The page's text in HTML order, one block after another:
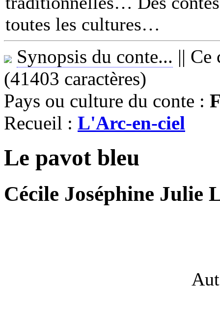
toutes les cultures
Synopsis du conte... || Ce
(41403 caractères)
Pays ou culture du conte :
Recueil : L'Arc-en-ciel
Le pavot bleu
Cécile Joséphine Julie